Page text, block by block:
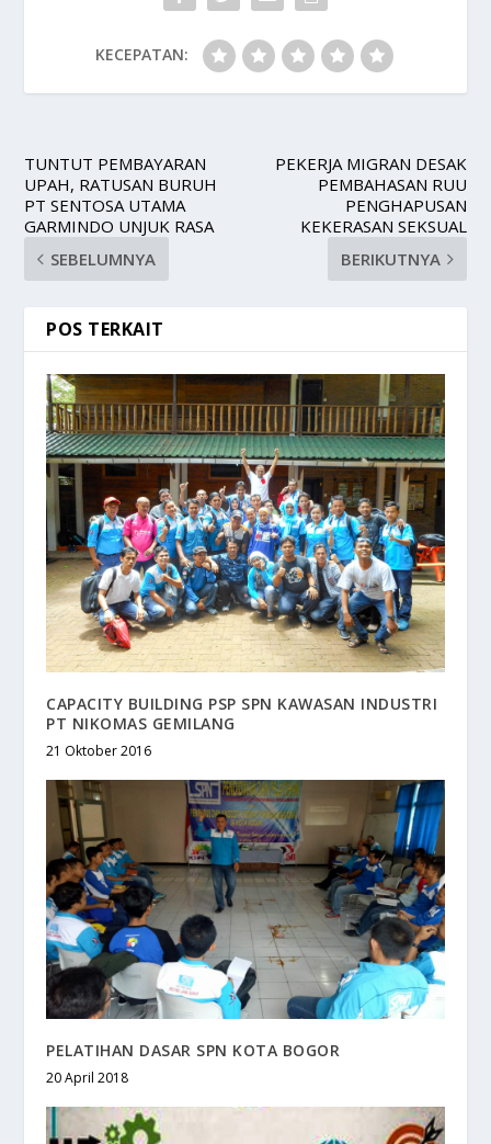
KECEPATAN:
TUNTUT PEMBAYARAN
UPAH, RATUSAN BURUH
PT SENTOSA UTAMA
GARMINDO UNJUK RASA
SEBELUMNYA
PEKERJA MIGRAN DESAK
PEMBAHASAN RUU
PENGHAPUSAN
KEKERASAN SEKSUAL
BERIKUTNYA
POS TERKAIT
CAPACITY BUILDING PSP SPN KAWASAN INDUSTRI
PT NIKOMAS GEMILANG
21 Oktober 2016
PELATIHAN DASAR SPN KOTA BOGOR
20 April 2018